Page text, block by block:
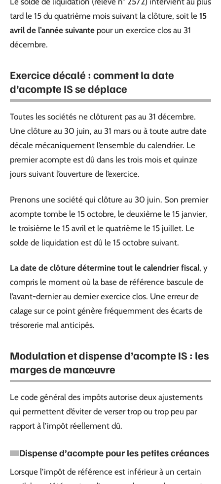
tard le 15 du quatrième mois suivant la clôture, soit le 15
avril de l’année suivante pour un exercice clos au 31
décembre.
Exercice décalé : comment la date
d’acompte IS se déplace
Toutes les sociétés ne clôturent pas au 31 décembre.
Une clôture au 30 juin, au 31 mars ou à toute autre date
décale mécaniquement l’ensemble du calendrier. Le
premier acompte est dû dans les trois mois et quinze
jours suivant l’ouverture de l’exercice.
Prenons une société qui clôture au 30 juin. Son premier
acompte tombe le 15 octobre, le deuxième le 15 janvier,
le troisième le 15 avril et le quatrième le 15 juillet. Le
solde de liquidation est dû le 15 octobre suivant.
La date de clôture détermine tout le calendrier fiscal, y
compris le moment où la base de référence bascule de
l’avant-dernier au dernier exercice clos. Une erreur de
calage sur ce point génère fréquemment des écarts de
trésorerie mal anticipés.
Modulation et dispense d’acompte IS : les
marges de manœuvre
Le code général des impôts autorise deux ajustements
qui permettent d’éviter de verser trop ou trop peu par
rapport à l’impôt réellement dû.
Dispense d’acompte pour les petites créances
Lorsque l’impôt de référence est inférieur à un certain